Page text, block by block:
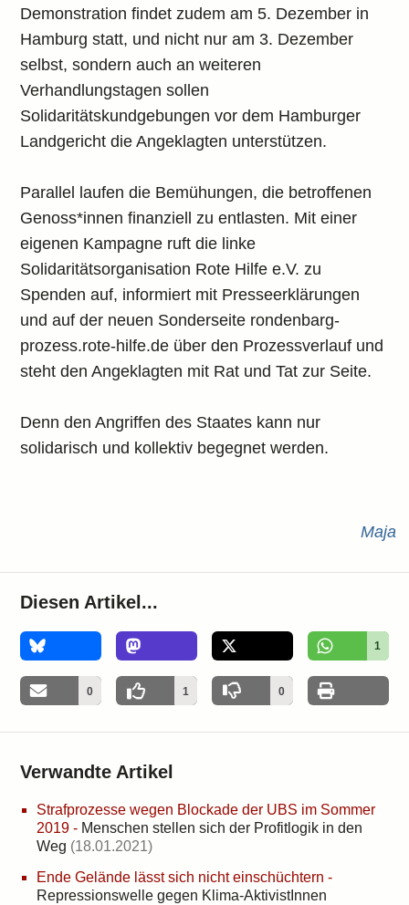
Demonstration findet zudem am 5. Dezember in
Hamburg statt, und nicht nur am 3. Dezember
selbst, sondern auch an weiteren
Verhandlungstagen sollen
Solidaritätskundgebungen vor dem Hamburger
Landgericht die Angeklagten unterstützen.
Parallel laufen die Bemühungen, die betroffenen
Genoss*innen finanziell zu entlasten. Mit einer
eigenen Kampagne ruft die linke
Solidaritätsorganisation Rote Hilfe e.V. zu
Spenden auf, informiert mit Presseerklärungen
und auf der neuen Sonderseite rondenbarg-
prozess.rote-hilfe.de über den Prozessverlauf und
steht den Angeklagten mit Rat und Tat zur Seite.
Denn den Angriffen des Staates kann nur
solidarisch und kollektiv begegnet werden.
Maja
Diesen Artikel...
1
0 1 0
Verwandte Artikel
Strafprozesse wegen Blockade der UBS im Sommer
2019 - Menschen stellen sich der Profitlogik in den
Weg (18.01.2021)
Ende Gelände lässt sich nicht einschüchtern -
Repressionswelle gegen Klima-AktivistInnen